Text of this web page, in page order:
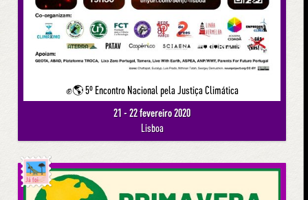
✊🌎 5º Encontro Nacional pela Justiça Climática
21 - 22 fevereiro 2020
Lisboa
Já foi